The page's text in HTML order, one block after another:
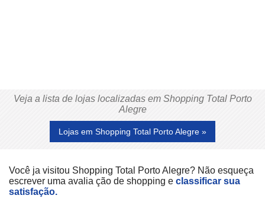
Veja a lista de lojas localizadas em Shopping Total Porto
Alegre
Lojas em Shopping Total Porto Alegre »
Você ja visitou Shopping Total Porto Alegre? Não esqueça
escrever uma avalia ção de shopping e classificar sua
satisfação.